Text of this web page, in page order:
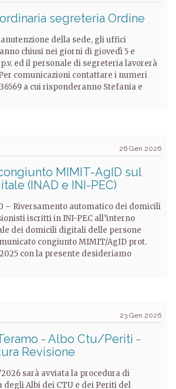
segreteria Ordine
della sede, gli uffici
chiusi nei giorni di giovedì 5 e
ed il personale di segreteria lavorerà
comunicazioni contattare i numeri
a cui risponderanno Stefania e
26 Gen 2026
MIMIT-AgID sul
(INAD e INI-PEC)
– Riversamento automatico dei domicili
iscritti in INI-PEC all’interno
dei domicili digitali delle persone
congiunto MIMIT/AgID prot.
2025 con la presente desideriamo
23 Gen 2026
- Albo Ctu/Periti -
Revisione
sarà avviata la procedura di
Albi dei CTU e dei Periti del